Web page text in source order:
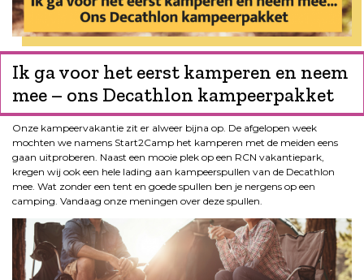
Ik ga voor het eerst kamperen en neem
mee – ons Decathlon kampeerpakket
Onze kampeervakantie zit er alweer bijna op. De afgelopen week
mochten we namens Start2Camp het kamperen met de meiden eens
gaan uitproberen. Naast een mooie plek op een RCN vakantiepark,
kregen wij ook een hele lading aan kampeerspullen van de Decathlon
mee. Wat zonder een tent en goede spullen ben je nergens op een
camping. Vandaag onze meningen over deze spullen.